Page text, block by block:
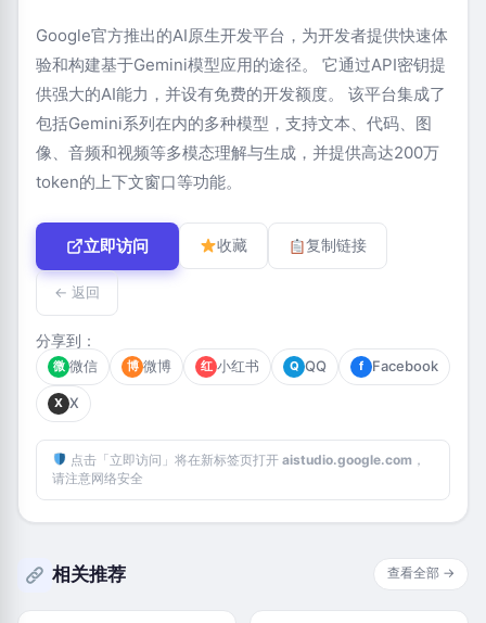
Google官方推出的AI原生开发平台，为开发者提供快速体
验和构建基于Gemini模型应用的途径。
它通过API密钥提
供强大的AI能力，并设有免费的开发额度。
该平台集成了
包括Gemini系列在内的多种模型，支持文本、代码、图
像、音频和视频等多模态理解与生成，并提供高达200万
token的上下文窗口等功能。
立即访问 收藏 复制链接
← 返回
分享到：
微 微信 博 微博 红 小红书 Q QQ f Facebook
X X
点击「立即访问」将在新标签页打开 aistudio.google.com ，
请注意网络安全
相关推荐 查看全部 →